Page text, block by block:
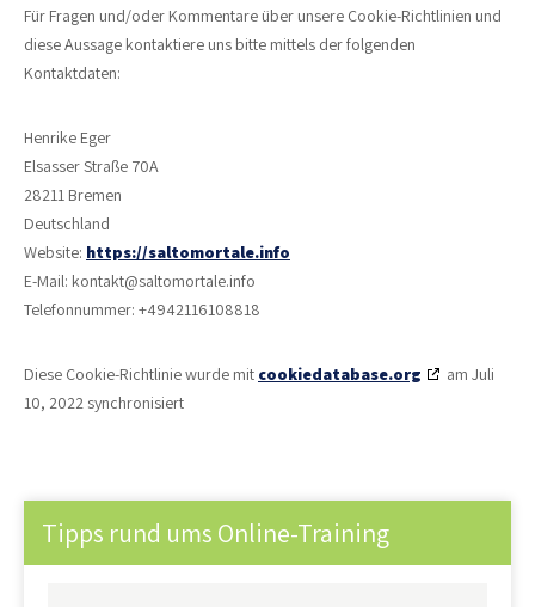
Für Fragen und/oder Kommentare über unsere Cookie-Richtlinien und
diese Aussage kontaktiere uns bitte mittels der folgenden
Kontaktdaten:
Henrike Eger
Elsasser Straße 70A
28211 Bremen
Deutschland
Website: https://saltomortale.info
E-Mail: ofni.elatromotlas@tkatnok
Telefonnummer: +4942116108818
Diese Cookie-Richtlinie wurde mit cookiedatabase.org
am Juli
10, 2022 synchronisiert
Tipps rund ums Online-Training